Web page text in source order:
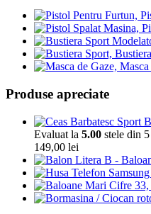
Produse apreciate
Evaluat la 5.00 stele din 5
149,00 lei